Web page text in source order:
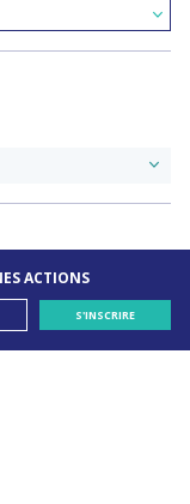
ACTIONS